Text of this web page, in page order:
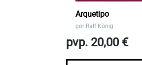
Arquetipo
por Ralf König
pvp. 20,00 €